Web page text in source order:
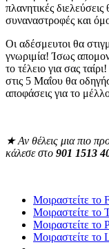
πλανητικές
συναναστροφές και
Οι αδέσμευτοι θα
γνωριμία! Ίσως
το τέλειο για σας
στις 5 Μαΐου θα
αποφάσεις για το
★Αν θέλεις μια πιο
κάλεσε στο 901 1513
Μοιραστείτε το
Μοιραστείτε το
Μοιραστείτε το
Μοιραστείτε το